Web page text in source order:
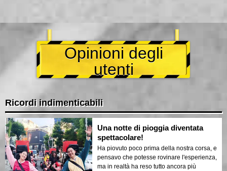
Opinioni degli
utenti
Ricordi indimenticabili
Una notte di pioggia diventata
spettacolare!
Ha piovuto poco prima della nostra corsa, e
pensavo che potesse rovinare l'esperienza,
ma in realtà ha reso tutto ancora più